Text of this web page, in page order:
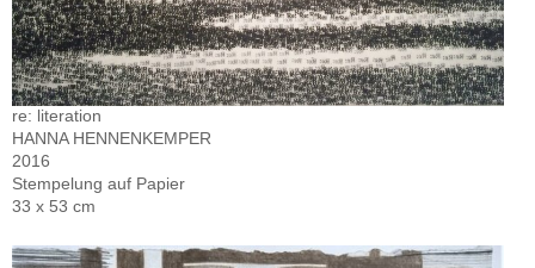
re: literation
HANNA HENNENKEMPER
2016
Stempelung auf Papier
33 x 53 cm